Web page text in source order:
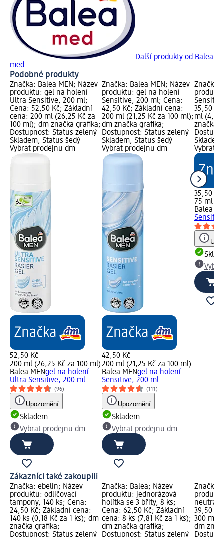
Další produkty od Balea
med
Podobné produkty
Značka: Balea MEN; Název
produktu: gel na holení
Ultra Sensitive, 200 ml;
Cena: 52,50 Kč; Základní
cena: 200 ml (26,25 Kč za
100 ml); dm značka grafika;
Dostupnost: Status zelený
Skladem, Status šedý
Vybrat prodejnu dm
52,50 Kč
200 ml (26,25 Kč za 100 ml)
Balea MENgel na holení
Ultra Sensitive, 200 ml
(96)
Upozornění
Skladem
Vybrat prodejnu dm
Značka: Balea MEN; Název
produktu: gel na holení
Sensitive, 200 ml; Cena:
42,50 Kč; Základní cena:
200 ml (21,25 Kč za 100 ml);
dm značka grafika;
Dostupnost: Status zelený
Skladem, Status šedý
Vybrat prodejnu dm
42,50 Kč
200 ml (21,25 Kč za 100 ml)
Balea MENgel na holení
Sensitive, 200 ml
(111)
Upozornění
Skladem
Vybrat prodejnu dm
Značka:
35,50
ml (4,73
značka
Vybrat
35,50 Kč
75 ml
Balea
Zákazníci také zakoupili
Značka: ebelin; Název
produktu: odličovací
tampony, 140 ks; Cena:
24,50 Kč; Základní cena:
140 ks (0,18 Kč za 1 ks); dm
značka grafika;
Dostupnost: Status zelený
Značka: Balea; Název
produktu: jednorázová
holítka se 3 břity, 8 ks;
Cena: 62,50 Kč; Základní
cena: 8 ks (7,81 Kč za 1 ks);
dm značka grafika;
Dostupnost: Status zelený
Značka:
39,50
300 ml
dm